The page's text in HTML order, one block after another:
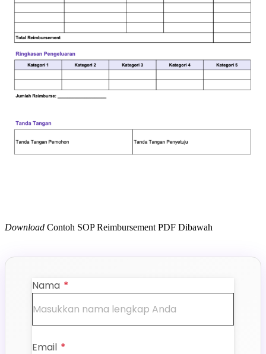
Download Contoh SOP Reimbursement PDF Dibawah
Nama *
Email *